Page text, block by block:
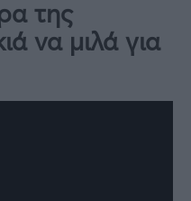
της
να μιλά για